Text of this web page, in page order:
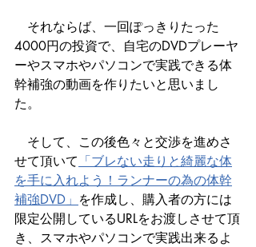
それならば、一回ぽっきりたった
4000円の投資で、自宅のDVDプレーヤ
ーやスマホやパソコンで実践できる体
幹補強の動画を作りたいと思いまし
た。
そして、この後色々と交渉を進めさ
せて頂いて 「ブレない走りと綺麗な体
を手に入れよう！ランナーの為の体幹
補強DVD」 を作成し、購入者の方には
限定公開しているURLをお渡しさせて頂
き、スマホやパソコンで実践出来るよ